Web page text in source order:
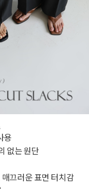
용
없는 원단
끄러운 표면 터치감